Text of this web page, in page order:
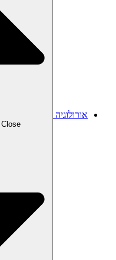
אורולוגיה
Close אורולוגיה